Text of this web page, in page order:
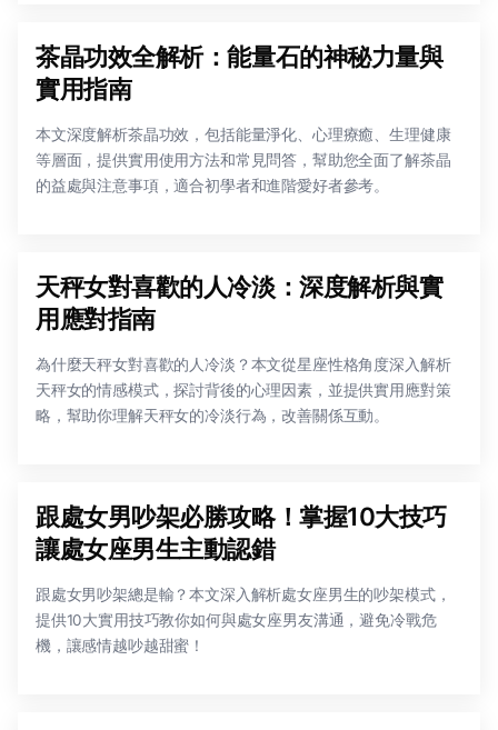
茶晶功效全解析：能量石的神秘力量與
實用指南
本文深度解析茶晶功效，包括能量淨化、心理療癒、生理健康
等層面，提供實用使用方法和常見問答，幫助您全面了解茶晶
的益處與注意事項，適合初學者和進階愛好者參考。
天秤女對喜歡的人冷淡：深度解析與實
用應對指南
為什麼天秤女對喜歡的人冷淡？本文從星座性格角度深入解析
天秤女的情感模式，探討背後的心理因素，並提供實用應對策
略，幫助你理解天秤女的冷淡行為，改善關係互動。
跟處女男吵架必勝攻略！掌握10大技巧
讓處女座男生主動認錯
跟處女男吵架總是輸？本文深入解析處女座男生的吵架模式，
提供10大實用技巧教你如何與處女座男友溝通，避免冷戰危
機，讓感情越吵越甜蜜！